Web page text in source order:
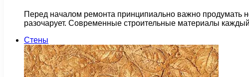
Перед началом ремонта принципиально важно продумать
разочарует. Современные строительные материалы
Стены